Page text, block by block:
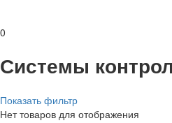
0
Системы
Показать фильтр
Нет товаров для отображения